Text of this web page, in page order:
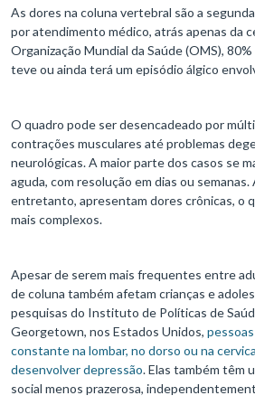
As dores na coluna vertebral são a
por atendimento médico, atrás apenas da
Organização Mundial da Saúde (OMS),
teve ou ainda terá um episódio álgico
O quadro pode ser desencadeado por
contrações musculares até problemas
neurológicas. A maior parte dos casos se
aguda, com resolução em dias ou
entretanto, apresentam dores crônicas, o
mais complexos.
Apesar de serem mais frequentes entre
de coluna também afetam crianças e
pesquisas do Instituto de Políticas de
Georgetown, nos Estados Unidos,
constante na lombar, no dorso ou na
desenvolver depressão. Elas também têm
social menos prazerosa,